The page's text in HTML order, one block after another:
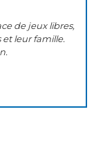
de jeux libres,
leur famille.